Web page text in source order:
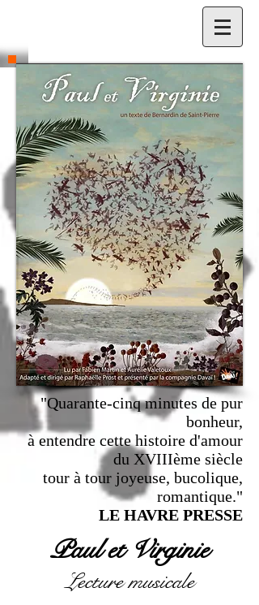
"Quarante-cinq minutes de pur
bonheur,
à entendre cette histoire d'amour
du XVIIIème siècle
tour à tour joyeuse, bucolique,
romantique."
LE HAVRE PRESSE
Paul et Virginie
Lecture musicale